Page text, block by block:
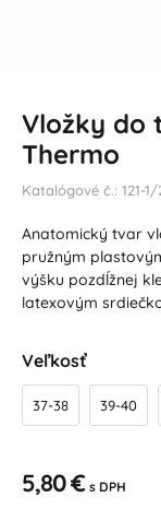
Vložky do
Thermo
Katalógové č.: 121-1/
Anatomický tvar
pružným
výšku pozdĺžnej
latexovým
Veľkosť
37-38 39-40
5,80 € s DPH